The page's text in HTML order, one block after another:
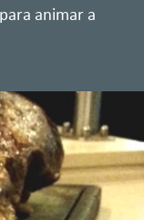
animar a